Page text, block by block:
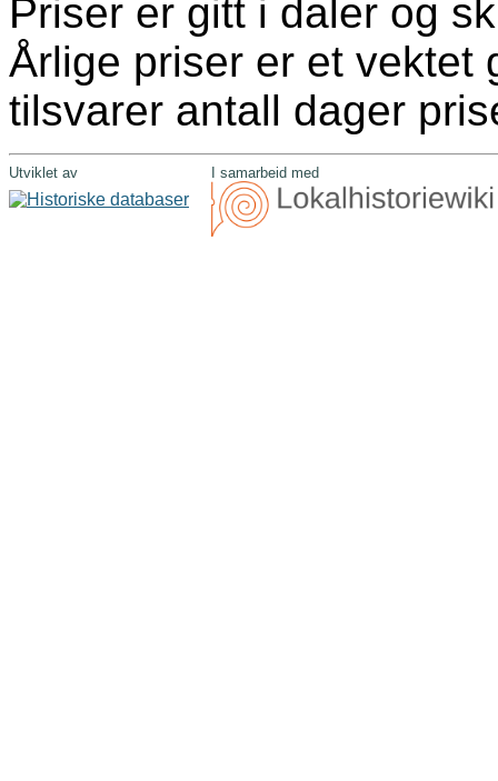
Priser er gitt i daler og
Årlige priser er et vektet
tilsvarer antall dager
Utviklet av I samarbeid med